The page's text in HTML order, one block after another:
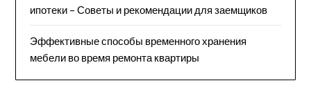
ипотеки – Советы и рекомендации для заемщиков
Эффективные способы временного хранения
мебели во время ремонта квартиры